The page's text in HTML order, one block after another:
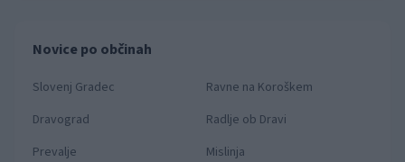
Novice po občinah
Slovenj Gradec
Ravne na Koroškem
Dravograd
Radlje ob Dravi
Prevalje
Mislinja